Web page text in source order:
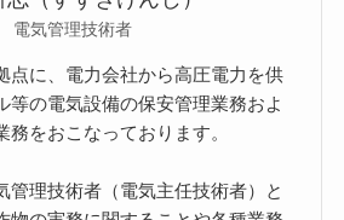
電気管理技術者
点に、電力会社から高圧電力を供
等の電気設備の保安管理業務およ
をおこなっております。
管理技術者（電気主任技術者）と